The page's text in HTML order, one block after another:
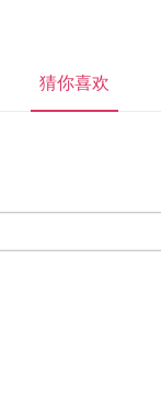
猜你喜欢